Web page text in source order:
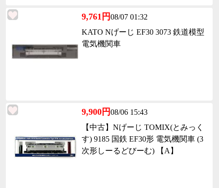
9,761円08/07 01:32
KATO Nげーじ EF30 3073 鉄道模型
電気機関車
9,900円08/06 15:43
【中古】Nげーじ TOMIX(とみっく
す) 9185 国鉄 EF30形 電気機関車 (3
次形しーるどびーむ) 【A】